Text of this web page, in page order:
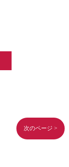
次のページ >